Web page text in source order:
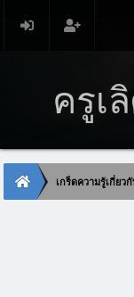
ครูเ
เกร็ดความรู้เกี่ยว